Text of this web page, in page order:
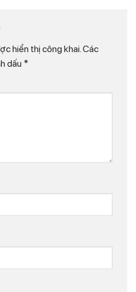
hiển thị công khai. Các
dấu *